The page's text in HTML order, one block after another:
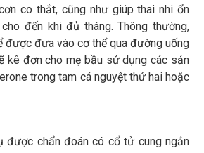
co thắt, cũng như giúp thai nhi ổn
đến khi đủ tháng. Thông thường,
được đưa vào cơ thể qua đường uống
kê đơn cho mẹ bầu sử dụng các sản
trong tam cá nguyệt thứ hai hoặc
được chẩn đoán có cổ tử cung ngắn